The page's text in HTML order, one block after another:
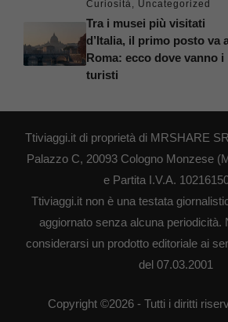
Curiosità, Uncategorized
Tra i musei più visitati
d’Italia, il primo posto va
Roma: ecco dove vanno i
turisti
Ttiviaggi.it di proprietà di MRSHARE
Palazzo C, 20093 Cologno Monzese
e Partita I.V.A.
Ttiviaggi.it non è una testata
aggiornato senza alcuna periodicità.
considerarsi un prodotto editoriale ai
del 07.03.2001
Copyright ©2026 - Tutti i diritti